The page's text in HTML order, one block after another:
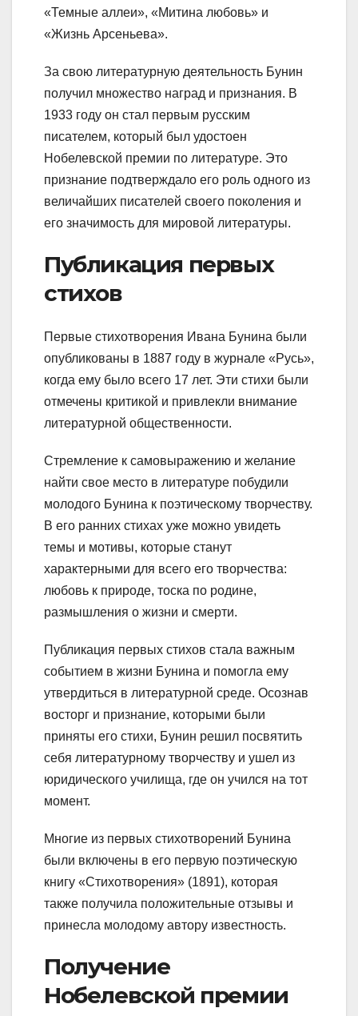
«Темные аллеи», «Митина любовь» и
«Жизнь Арсеньева».
За свою литературную деятельность Бунин
получил множество наград и признания. В
1933 году он стал первым русским
писателем, который был удостоен
Нобелевской премии по литературе. Это
признание подтверждало его роль одного из
величайших писателей своего поколения и
его значимость для мировой литературы.
Публикация первых
стихов
Первые стихотворения Ивана Бунина были
опубликованы в 1887 году в журнале «Русь»,
когда ему было всего 17 лет. Эти стихи были
отмечены критикой и привлекли внимание
литературной общественности.
Стремление к самовыражению и желание
найти свое место в литературе побудили
молодого Бунина к поэтическому творчеству.
В его ранних стихах уже можно увидеть
темы и мотивы, которые станут
характерными для всего его творчества:
любовь к природе, тоска по родине,
размышления о жизни и смерти.
Публикация первых стихов стала важным
событием в жизни Бунина и помогла ему
утвердиться в литературной среде. Осознав
восторг и признание, которыми были
приняты его стихи, Бунин решил посвятить
себя литературному творчеству и ушел из
юридического училища, где он учился на тот
момент.
Многие из первых стихотворений Бунина
были включены в его первую поэтическую
книгу «Стихотворения» (1891), которая
также получила положительные отзывы и
принесла молодому автору известность.
Получение
Нобелевской премии